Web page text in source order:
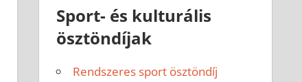
Sport- és kulturális
ösztöndíjak
Rendszeres sport ösztöndíj